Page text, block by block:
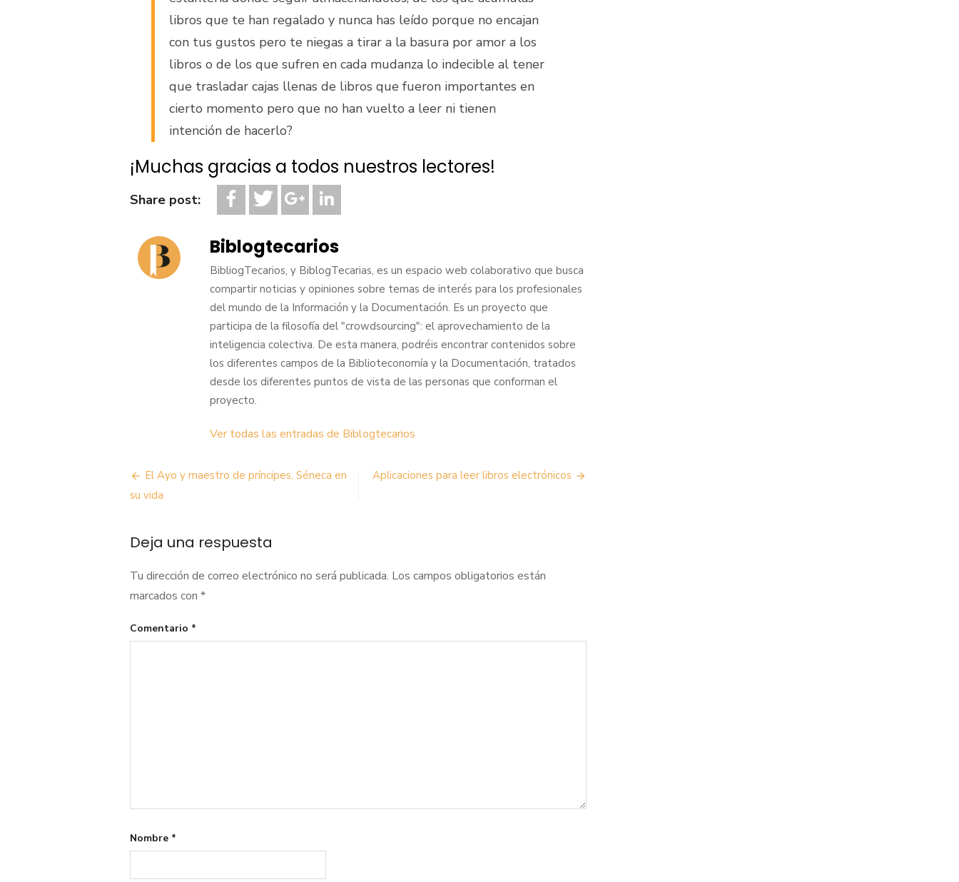
libros que te han regalado y nunca has leído porque no encajan
con tus gustos pero te niegas a tirar a la basura por amor a los
libros o de los que sufren en cada mudanza lo indecible al tener
que trasladar cajas llenas de libros que fueron importantes en
cierto momento pero que no han vuelto a leer ni tienen
intención de hacerlo?
¡Muchas gracias a todos nuestros lectores!
Share post:
Biblogtecarios
BibliogTecarios, y BiblogTecarias, es un espacio web colaborativo que busca
compartir noticias y opiniones sobre temas de interés para los profesionales
del mundo de la Información y la Documentación. Es un proyecto que
participa de la filosofía del "crowdsourcing": el aprovechamiento de la
inteligencia colectiva. De esta manera, podréis encontrar contenidos sobre
los diferentes campos de la Biblioteconomía y la Documentación, tratados
desde los diferentes puntos de vista de las personas que conforman el
proyecto.
Ver todas las entradas de Biblogtecarios
Navegación
de
El Ayo y maestro de príncipes, Séneca en
su vida
Aplicaciones para leer libros electrónicos
Deja una respuesta
Tu dirección de correo electrónico no será publicada. Los campos obligatorios están
marcados con *
Comentario *
Nombre *